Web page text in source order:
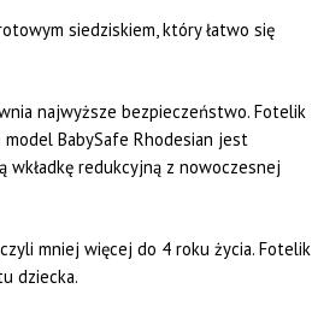
siedziskiem, który łatwo się
najwyższe bezpieczeństwo. Fotelik
BabySafe Rhodesian jest
wkładkę redukcyjną z nowoczesnej
mniej więcej do 4 roku życia. Fotelik
dziecka.